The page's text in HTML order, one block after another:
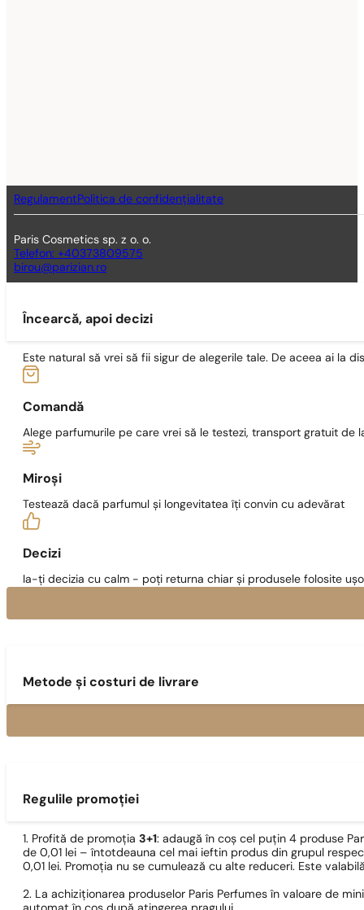
RegulamentPolitica de confidențialitate
Paris Cosmetics sp. z o. o.
Telefon: +40373809575
birou@parizian.ro
Încearcă, apoi decizi
Este natural să vrei să fii sigur de alegerile tale. De aceea ai la
Comandă
Alege parfumurile pe care vrei să le testezi, transport gratuit de
Miroși
Testează dacă parfumul și longevitatea îți convin cu adevărat
Decizi
Ia-ți decizia cu calm - poți returna chiar și produsele folosite
Metode și costuri de livrare
Regulile promoției
1. Profită de promoția 3+1: adaugă în coș cel puțin 4 produse
de 0,01 lei – întotdeauna cel mai ieftin produs din grupul
0,01 lei. Promoția nu se cumulează cu alte reduceri. Este
2. La achiziționarea produselor Paris Perfumes în valoare de